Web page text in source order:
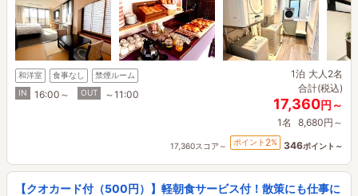
和洋室 食事なし
禁煙ルーム
IN
16:00～ OUT ～11:00
1泊 大人2名
合計(税込)
17,360円～
1名 8,680円～
17,360スコア～ ポイント 2% 346ポイント～
【クオカード付（500円）】軽朝食サービス付！散策にも仕事に